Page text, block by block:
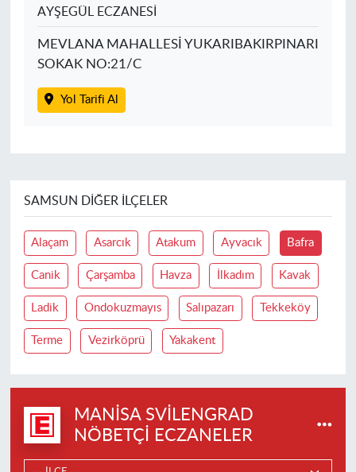
AYŞEGÜL ECZANESİ
MEVLANA MAHALLESİ YUKARIBAKIRPINARI
SOKAK NO:21/C
Yol Tarifi Al
SAMSUN DIĞER İLÇELER
Alaçam Asarcık Atakum Ayvacık Bafra
Canik Çarşamba Havza İlkadım Kavak
Ladik Ondokuzmayıs Salıpazarı Tekkeköy
Terme Vezirköprü Yakakent
MANISA SVILENGRAD
NÖBETÇI ECZANELER